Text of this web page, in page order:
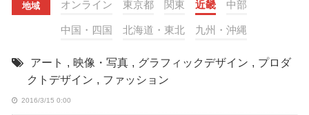
地域 オンライン 東京都 関東 近畿 中部
中国・四国 北海道・東北 九州・沖縄
アート , 映像・写真 , グラフィックデザイン , プロダ
クトデザイン , ファッション
2016/3/15 0:00